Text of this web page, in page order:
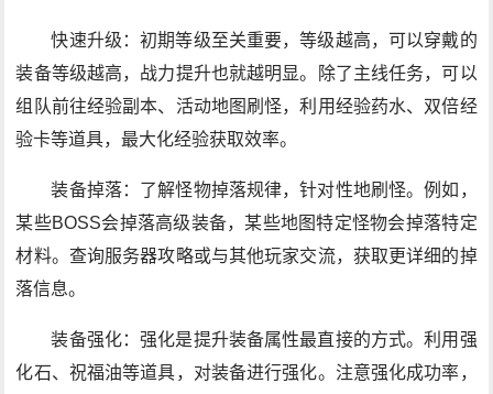
快速升级：初期等级至关重要，等级越高，可以穿戴的
装备等级越高，战力提升也就越明显。除了主线任务，可以
组队前往经验副本、活动地图刷怪，利用经验药水、双倍经
验卡等道具，最大化经验获取效率。
装备掉落：了解怪物掉落规律，针对性地刷怪。例如，
某些BOSS会掉落高级装备，某些地图特定怪物会掉落特定
材料。查询服务器攻略或与其他玩家交流，获取更详细的掉
落信息。
装备强化：强化是提升装备属性最直接的方式。利用强
化石、祝福油等道具，对装备进行强化。注意强化成功率，